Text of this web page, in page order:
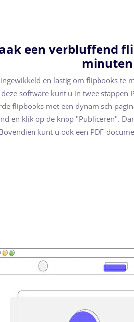
een verbluffend
minuten
en lastig om flipbooks te
software kunt u in twee stappen
flipbooks met een dynamisch
en klik op de knop "Publiceren".
kunt u ook een PDF-